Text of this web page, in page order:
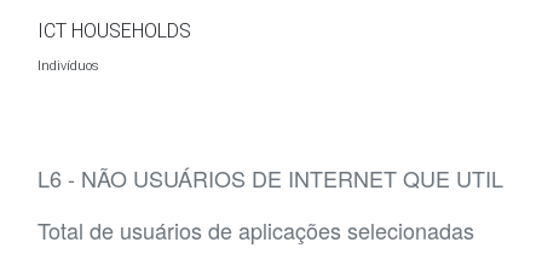
ICT HOUSEHOLDS
Indivíduos
L6 - NÃO USUÁRIOS DE INTERNET QUE
Total de usuários de aplicações selecionadas